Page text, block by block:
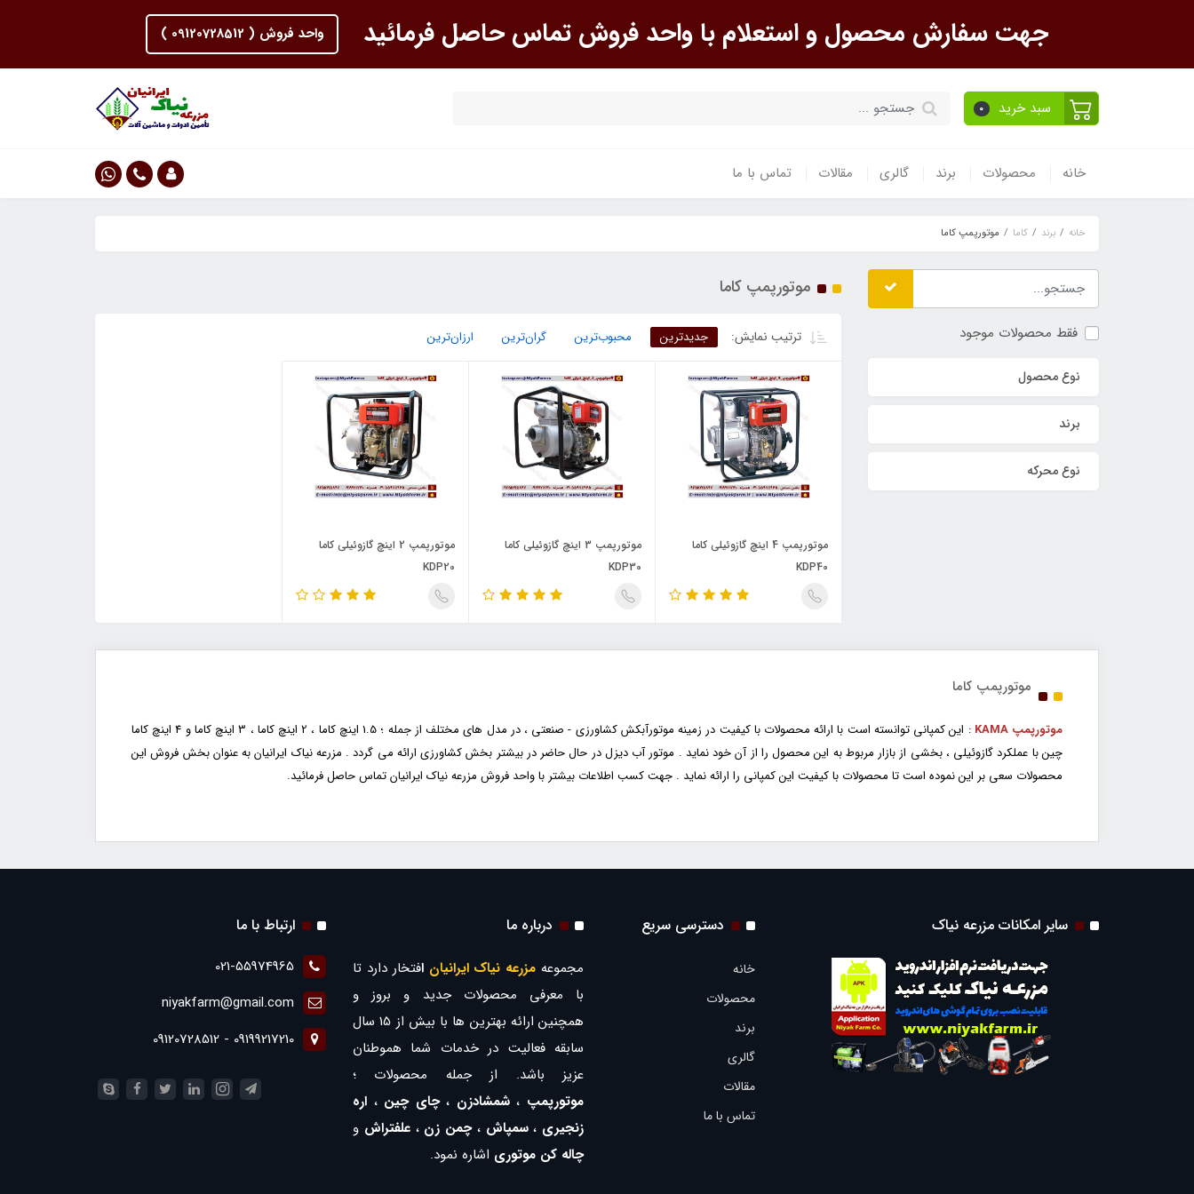
جهت سفارش محصول و استعلام با واحد فروش تماس حاصل فرمائید واحد فروش ( 09120728512 )
سبد خرید 0
خانه محصولات برند گالری مقالات تماس با ما
خانه برند کاما موتورپمپ کاما
فقط محصولات موجود
نوع محصول
برند
نوع محرکه
موتورپمپ کاما
ترتیب نمایش: جدیدترین محبوب‌ترین گران‌ترین ارزان‌ترین
موتورپمپ 4 اینچ گازوئیلی کاما
KDP40
موتورپمپ 3 اینچ گازوئیلی کاما
KDP30
موتورپمپ 2 اینچ گازوئیلی کاما
KDP20
موتورپمپ کاما
موتورپمپ KAMA
: این کمپانی توانسته است با ارائه محصولات با کیفیت در زمینه موتورآبکش کشاورزی - صنعتی ، در مدل های مختلف از جمله ؛ 1.5 اینچ کاما ، 2 اینچ کاما ، 3 اینچ کاما و 4 اینچ کاما
چین با عملکرد گازوئیلی ، بخشی از بازار مربوط به این محصول را از آن خود نماید . موتور آب دیزل در حال حاضر در بیشتر بخش کشاورزی ارائه می گردد . مزرعه نیاک ایرانیان به عنوان بخش فروش این
محصولات سعی بر این نموده است تا محصولات با کیفیت این کمپانی را ارائه نماید . جهت کسب اطلاعات بیشتر با واحد فروش مزرعه نیاک ایرانیان تماس حاصل فرمائید.
سایر امکانات مزرعه نیاک دسترسی سریع
خانه
محصولات
برند
گالری
مقالات
تماس با ما
درباره ما
مجموعه مزرعه نیاک ایرانیانافتخار دارد تا
با معرفی محصولات جدید و بروز و
همچنین ارائه بهترین ها با بیش از 15 سال
سابقه فعالیت در خدمات شما هموطنان
عزیز باشد. از جمله محصولات ؛
موتورپمپ ،شمشادزن ،چای چین ، اره
زنجیری ،سمپاش ،چمن زن ،علفتراش و
چاله کن موتوری اشاره نمود.
ارتباط با ما
021-55974965
niyakfarm@gmail.com
09199217210 - 09120728512